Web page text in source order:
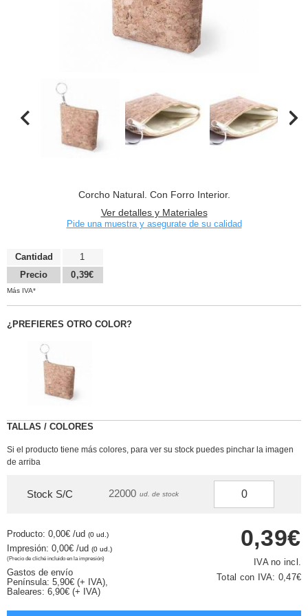
Corcho Natural. Con Forro Interior.
Ver detalles y Materiales
Pide una muestra y asegurate de su calidad
Cantidad
Precio
1
0,39€
Más IVA*
¿PREFIERES OTRO COLOR?
TALLAS / COLORES
Si el producto tiene más colores, para ver su stock puedes pinchar la imagen
de arriba
Stock S/C 22000 ud. de stock
Producto: 0,00€ /ud (0 ud.)
Impresión: 0,00€ /ud (0 ud.)
(Precio de cliché incluido en la impresión)
Gastos de envío
Península: 5,90€ (+ IVA),
Baleares: 6,90€ (+ IVA)
0,39€
IVA no incl.
Total con IVA: 0,47€